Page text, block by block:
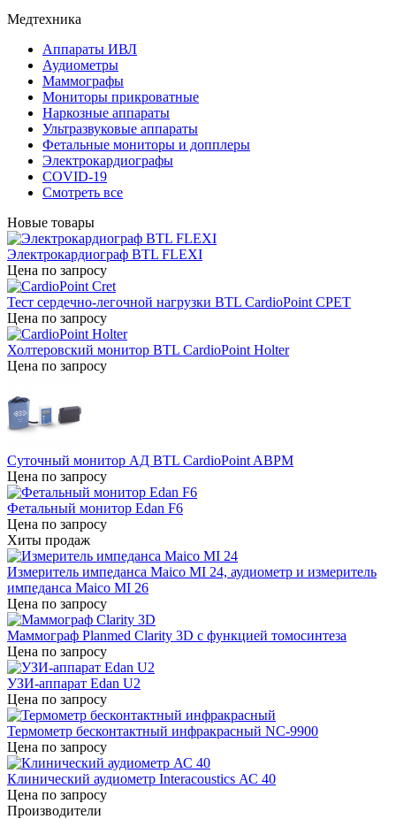
Медтехника
Аппараты ИВЛ
Аудиометры
Маммографы
Мониторы прикроватные
Наркозные аппараты
Ультразвуковые аппараты
Фетальные мониторы и допплеры
Электрокардиографы
COVID-19
Смотреть все
Новые товары
Электрокардиограф BTL FLEXI
Цена по запросу
Тест сердечно-легочной нагрузки BTL CardioPoint CPET
Цена по запросу
Холтеровский монитор BTL CardioPoint Holter
Цена по запросу
Суточный монитор АД BTL CardioPoint ABPM
Цена по запросу
Фетальный монитор Edan F6
Цена по запросу
Хиты продаж
Измеритель импеданса Maico MI 24, аудиометр и измеритель
импеданса Maico MI 26
Цена по запросу
Маммограф Planmed Clarity 3D с функцией томосинтеза
Цена по запросу
УЗИ-аппарат Edan U2
Цена по запросу
Термометр бесконтактный инфракрасный NC-9900
Цена по запросу
Клинический аудиометр Interacoustics АС 40
Цена по запросу
Производители